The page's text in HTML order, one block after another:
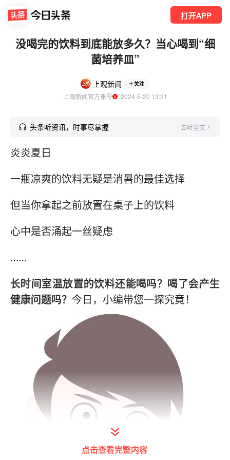
打开APP
没喝完的饮料到底能放多久？当心喝到“细
菌培养皿”
上观新闻 关注
上观新闻官方账号
  2024-5-20 13:31
头条听资讯，时事尽掌握 去听全文
炎炎夏日
一瓶凉爽的饮料无疑是消暑的最佳选择
但当你拿起之前放置在桌子上的饮料
心中是否涌起一丝疑虑
……
长时间室温放置的饮料还能喝吗？喝了会产生
健康问题吗？ 今日，小编带您一探究竟！
点击查看完整内容